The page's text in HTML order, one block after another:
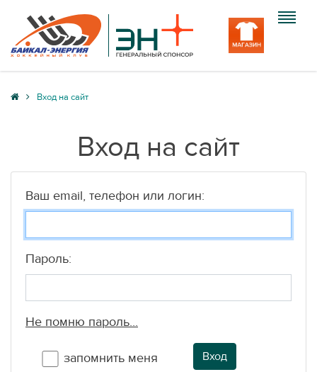
Клуб
Медиа
Вход на сайт
Вход на сайт
Ваш email, телефон или логин:
Пароль:
Не помню пароль...
запомнить меня Вход